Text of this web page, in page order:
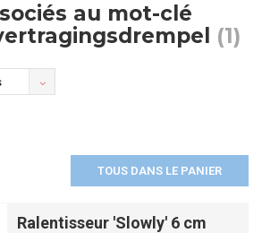
au mot-clé
(1)
TOUS DANS LE PANIER
Ralentisseur 'Slowly' 6 cm